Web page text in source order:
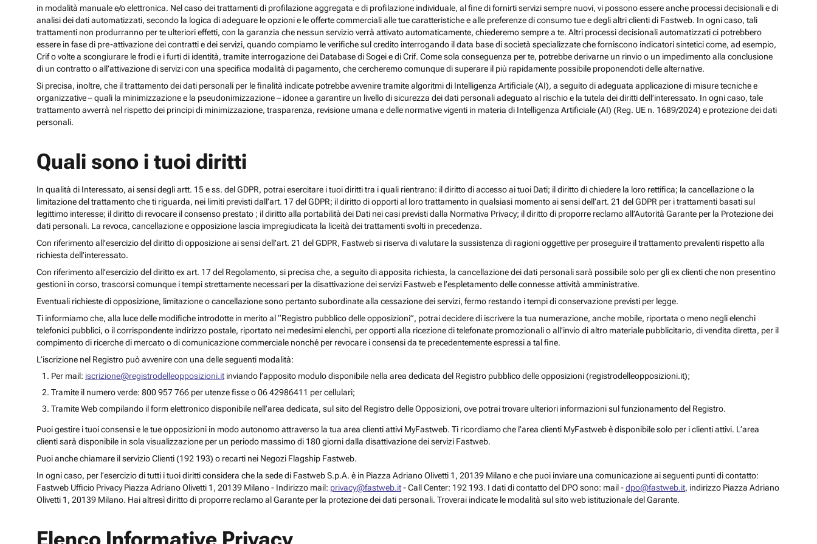
in modalità manuale e/o elettronica. Nel caso dei trattamenti di profilazione aggregata e di profilazione individuale, al fine di fornirti servizi sempre nuovi, vi possono essere anche processi decisionali e di
analisi dei dati automatizzati, secondo la logica di adeguare le opzioni e le offerte commerciali alle tue caratteristiche e alle preferenze di consumo tue e degli altri clienti di Fastweb. In ogni caso, tali
trattamenti non produrranno per te ulteriori effetti, con la garanzia che nessun servizio verrà attivato automaticamente, chiederemo sempre a te. Altri processi decisionali automatizzati ci potrebbero
essere in fase di pre-attivazione dei contratti e dei servizi, quando compiamo le verifiche sul credito interrogando il data base di società specializzate che forniscono indicatori sintetici come, ad esempio,
Crif o volte a scongiurare le frodi e i furti di identità, tramite interrogazione dei Database di Sogei e di Crif. Come sola conseguenza per te, potrebbe derivarne un rinvio o un impedimento alla conclusione
di un contratto o all’attivazione di servizi con una specifica modalità di pagamento, che cercheremo comunque di superare il più rapidamente possibile proponendoti delle alternative.
Si precisa, inoltre, che il trattamento dei dati personali per le finalità indicate potrebbe avvenire tramite algoritmi di Intelligenza Artificiale (AI), a seguito di adeguata applicazione di misure tecniche e
organizzative – quali la minimizzazione e la pseudonimizzazione – idonee a garantire un livello di sicurezza dei dati personali adeguato al rischio e la tutela dei diritti dell’interessato. In ogni caso, tale
trattamento avverrà nel rispetto dei principi di minimizzazione, trasparenza, revisione umana e delle normative vigenti in materia di Intelligenza Artificiale (AI) (Reg. UE n. 1689/2024) e protezione dei dati
personali.
Quali sono i tuoi diritti
In qualità di Interessato, ai sensi degli artt. 15 e ss. del GDPR, potrai esercitare i tuoi diritti tra i quali rientrano: il diritto di accesso ai tuoi Dati; il diritto di chiedere la loro rettifica; la cancellazione o la
limitazione del trattamento che ti riguarda, nei limiti previsti dall’art. 17 del GDPR; il diritto di opporti al loro trattamento in qualsiasi momento ai sensi dell’art. 21 del GDPR per i trattamenti basati sul
legittimo interesse; il diritto di revocare il consenso prestato ; il diritto alla portabilità dei Dati nei casi previsti dalla Normativa Privacy; il diritto di proporre reclamo all’Autorità Garante per la Protezione dei
dati personali. La revoca, cancellazione e opposizione lascia impregiudicata la liceità dei trattamenti svolti in precedenza.
Con riferimento all’esercizio del diritto di opposizione ai sensi dell’art. 21 del GDPR, Fastweb si riserva di valutare la sussistenza di ragioni oggettive per proseguire il trattamento prevalenti rispetto alla
richiesta dell’interessato.
Con riferimento all’esercizio del diritto ex art. 17 del Regolamento, si precisa che, a seguito di apposita richiesta, la cancellazione dei dati personali sarà possibile solo per gli ex clienti che non presentino
gestioni in corso, trascorsi comunque i tempi strettamente necessari per la disattivazione dei servizi Fastweb e l’espletamento delle connesse attività amministrative.
Eventuali richieste di opposizione, limitazione o cancellazione sono pertanto subordinate alla cessazione dei servizi, fermo restando i tempi di conservazione previsti per legge.
Ti informiamo che, alla luce delle modifiche introdotte in merito al “Registro pubblico delle opposizioni”, potrai decidere di iscrivere la tua numerazione, anche mobile, riportata o meno negli elenchi
telefonici pubblici, o il corrispondente indirizzo postale, riportato nei medesimi elenchi, per opporti alla ricezione di telefonate promozionali o all’invio di altro materiale pubblicitario, di vendita diretta, per il
compimento di ricerche di mercato o di comunicazione commerciale nonché per revocare i consensi da te precedentemente espressi a tal fine.
L’iscrizione nel Registro può avvenire con una delle seguenti modalità:
Per mail: iscrizione@registrodelleopposizioni.it inviando l’apposito modulo disponibile nella area dedicata del Registro pubblico delle opposizioni (registrodelleopposizioni.it);
Tramite il numero verde: 800 957 766 per utenze fisse o 06 42986411 per cellulari;
Tramite Web compilando il form elettronico disponibile nell’area dedicata, sul sito del Registro delle Opposizioni, ove potrai trovare ulteriori informazioni sul funzionamento del Registro.
Puoi gestire i tuoi consensi e le tue opposizioni in modo autonomo attraverso la tua area clienti attivi MyFastweb. Ti ricordiamo che l’area clienti MyFastweb è disponibile solo per i clienti attivi. L’area
clienti sarà disponibile in sola visualizzazione per un periodo massimo di 180 giorni dalla disattivazione dei servizi Fastweb.
Puoi anche chiamare il servizio Clienti (192 193) o recarti nei Negozi Flagship Fastweb.
In ogni caso, per l’esercizio di tutti i tuoi diritti considera che la sede di Fastweb S.p.A. è in Piazza Adriano Olivetti 1, 20139 Milano e che puoi inviare una comunicazione ai seguenti punti di contatto:
Fastweb Ufficio Privacy Piazza Adriano Olivetti 1, 20139 Milano - Indirizzo mail: privacy@fastweb.it- Call Center: 192 193. I dati di contatto del DPO sono: mail -dpo@fastweb.it, indirizzo Piazza Adriano
Olivetti 1, 20139 Milano. Hai altresì diritto di proporre reclamo al Garante per la protezione dei dati personali. Troverai indicate le modalità sul sito web istituzionale del Garante.